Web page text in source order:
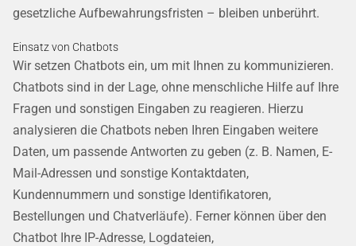
gesetzliche Aufbewahrungsfristen – bleiben unberührt.
Einsatz von Chatbots
Wir setzen Chatbots ein, um mit Ihnen zu kommunizieren.
Chatbots sind in der Lage, ohne menschliche Hilfe auf Ihre
Fragen und sonstigen Eingaben zu reagieren. Hierzu
analysieren die Chatbots neben Ihren Eingaben weitere
Daten, um passende Antworten zu geben (z. B. Namen, E-
Mail-Adressen und sonstige Kontaktdaten,
Kundennummern und sonstige Identifikatoren,
Bestellungen und Chatverläufe). Ferner können über den
Chatbot Ihre IP-Adresse, Logdateien,